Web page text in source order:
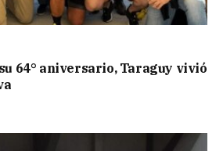
64° aniversario, Taraguy vivió